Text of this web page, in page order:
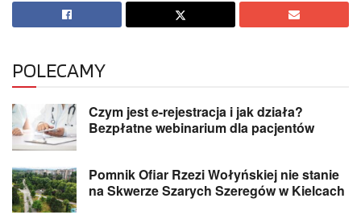
POLECAMY
Czym jest e-rejestracja i jak działa?
Bezpłatne webinarium dla pacjentów
Pomnik Ofiar Rzezi Wołyńskiej nie stanie
na Skwerze Szarych Szeregów w Kielcach